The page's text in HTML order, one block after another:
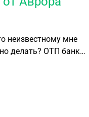
в несуществующем
не хочу ждать